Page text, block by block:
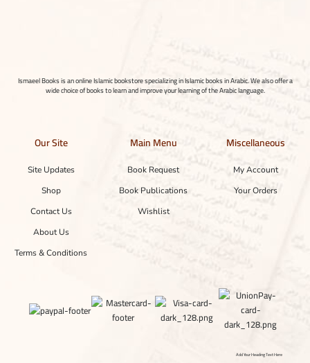
Ismaeel Books is an online Islamic bookstore specializing in Islamic books in Arabic. We also offer a
wide choice of books to learn and improve your learning of the Arabic language.
Our Site
Site Updates
Shop
Contact Us
About Us
Terms & Conditions
Main Menu
Book Request
Book Publications
Wishlist
Miscellaneous
My Account
Your Orders
Add Your Heading Text Here